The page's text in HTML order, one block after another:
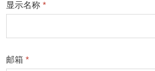
显示名称 *
邮箱 *